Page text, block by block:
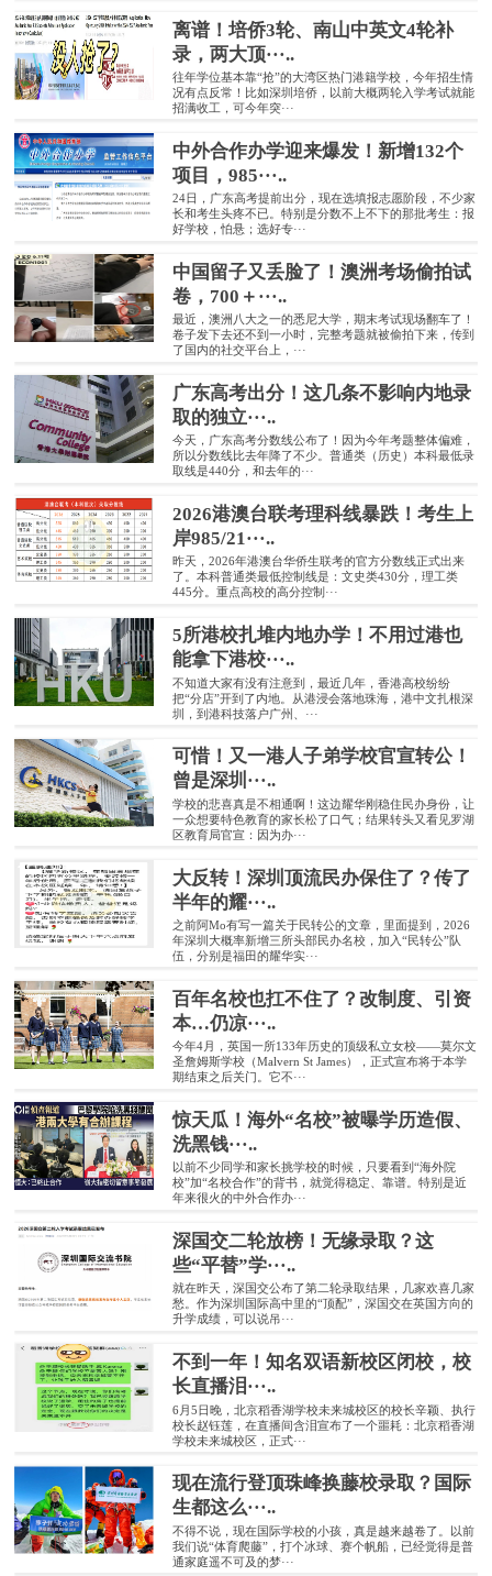
离谱！培侨3轮、南山中英文4轮补
录，两大顶···..
往年学位基本靠“抢”的大湾区热门港籍学校，今年招生情
况有点反常！比如深圳培侨，以前大概两轮入学考试就能
招满收工，可今年突···
中外合作办学迎来爆发！新增132个
项目，985···..
24日，广东高考提前出分，现在选填报志愿阶段，不少家
长和考生头疼不已。特别是分数不上不下的那批考生：报
好学校，怕悬；选好专···
中国留子又丢脸了！澳洲考场偷拍试
卷，700＋···..
最近，澳洲八大之一的悉尼大学，期末考试现场翻车了！
卷子发下去还不到一小时，完整考题就被偷拍下来，传到
了国内的社交平台上，···
广东高考出分！这几条不影响内地录
取的独立···..
今天，广东高考分数线公布了！因为今年考题整体偏难，
所以分数线比去年降了不少。普通类（历史）本科最低录
取线是440分，和去年的···
2026港澳台联考理科线暴跌！考生上
岸985/21···..
昨天，2026年港澳台华侨生联考的官方分数线正式出来
了。本科普通类最低控制线是：文史类430分，理工类
445分。重点高校的高分控制···
5所港校扎堆内地办学！不用过港也
能拿下港校···..
不知道大家有没有注意到，最近几年，香港高校纷纷
把“分店”开到了内地。从港浸会落地珠海，港中文扎根深
圳，到港科技落户广州、···
可惜！又一港人子弟学校官宣转公！
曾是深圳···..
学校的悲喜真是不相通啊！这边耀华刚稳住民办身份，让
一众想要特色教育的家长松了口气；结果转头又看见罗湖
区教育局官宣：因为办···
大反转！深圳顶流民办保住了？传了
半年的耀···..
之前阿Mo有写一篇关于民转公的文章，里面提到，2026
年深圳大概率新增三所头部民办名校，加入“民转公”队
伍，分别是福田的耀华实···
百年名校也扛不住了？改制度、引资
本…仍凉···..
今年4月，英国一所133年历史的顶级私立女校——莫尔文
圣詹姆斯学校（Malvern St James），正式宣布将于本学
期结束之后关门。它不···
惊天瓜！海外“名校”被曝学历造假、
洗黑钱···..
以前不少同学和家长挑学校的时候，只要看到“海外院
校”加“名校合作”的背书，就觉得稳定、靠谱。特别是近
年来很火的中外合作办···
深国交二轮放榜！无缘录取？这
些“平替”学···..
就在昨天，深国交公布了第二轮录取结果，几家欢喜几家
愁。作为深圳国际高中里的“顶配”，深国交在英国方向的
升学成绩，可以说吊···
不到一年！知名双语新校区闭校，校
长直播泪···..
6月5日晚，北京稻香湖学校未来城校区的校长辛颖、执行
校长赵钰莲，在直播间含泪宣布了一个噩耗：北京稻香湖
学校未来城校区，正式···
现在流行登顶珠峰换藤校录取？国际
生都这么···..
不得不说，现在国际学校的小孩，真是越来越卷了。以前
我们说“体育爬藤”，打个冰球、赛个帆船，已经觉得是普
通家庭遥不可及的梦···